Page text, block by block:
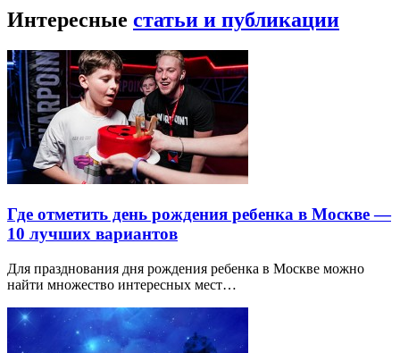
Интересные статьи и публикации
Где отметить день рождения ребенка в Москве —
10 лучших вариантов
Для празднования дня рождения ребенка в Москве можно
найти множество интересных мест…